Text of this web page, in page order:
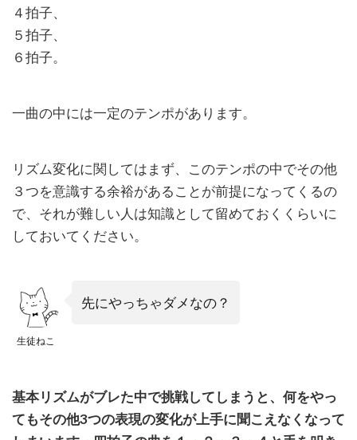
テク
ニッ
クと
して
入れ
はほ
とん
どい
ない
(と思
う)
演
奏
楽
器
目
す
る
４拍子、
５拍子、
６拍子。
一曲の中には一定のテンポがあります。
リズム変化に関してはまず、このテンポの中でその他
３つを意識する余裕があることが前提になってくるの
で、それが難しい人は知識として留めておくくらいに
しておいてください。
生徒ねこ
先にやっちゃダメなの？
基本リズムがブレた中で挑戦してしまうと、何をやっ
てもその他3つの表現の変化が上手に聞こえなくなって